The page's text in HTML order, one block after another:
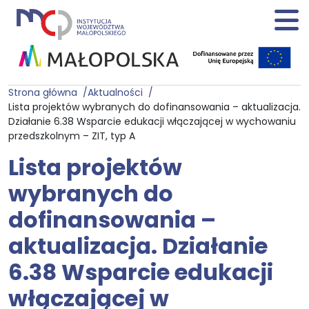
Strona główna
Aktualności
Lista projektów wybranych do dofinansowania – aktualizacja.
Działanie 6.38 Wsparcie edukacji włączającej w wychowaniu
przedszkolnym – ZIT, typ A
Lista projektów
wybranych do
dofinansowania –
aktualizacja. Działanie
6.38 Wsparcie edukacji
włączającej w